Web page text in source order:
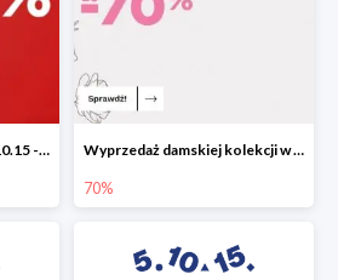
Wyprzedaż bez VAT w 5.10.15 - dodatkowe -23% rabatu Wyprzedaż damskiej kolekcji w 5.10.15 - ubrania, obuwie i dodatki do -70%
70%